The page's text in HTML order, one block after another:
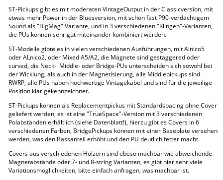
ST-Pickups gibt es mit moderaten VintageOutput in der Classicversion, mit
etwas mehr Power in der Bluesversion, mit schon fast P90-verdächtigem
Sound als "BigMag" Variante, und in 3 verschiedenen "Klingen"-Varianten,
die PUs können sehr gut miteinander kombiniert werden.
ST-Modelle gibte es in vielen verschiedenen Ausführungen, mit Alnico5
oder ALnico2, oder Mixed A5/A2, die Magnete sind gestaggered oder
curved, die Neck- Middle- oder Bridge-PUs unterscheiden sich sowohl bei
der Wicklung, als auch in der Magnetisierung, alle Middlepickups sind
RWRP, alle PUs haben hochwertige Vintagekabel und sind für die jeweilige
Position klar gekennzeichnet.
ST-Pickups können als Replacementpickus mit Standardspacing ohne Cover
geliefert werden, es ist eine "TrueSpace"-Version mit 3 verschiedenen
Polabständen erhältlich (siehe Datenblatt!), hierzu gibt es Covers in 6
verschiedenen Farben, BridgePickups können mit einer Baseplate versehen
werden, was den Bassanteil erhöht und den PU deutlich fetter macht.
Covers aus verschiedenen Hölzern sind ebeso machbar wie abweichende
Magnetabstände oder 7- und 8-string Varianten, es gibt hier sehr viele
Variationsmöglichkeiten, bitte einfach anfragen, was machbar ist.